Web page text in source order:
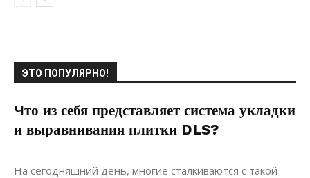
ЭТО ПОПУЛЯРНО!
Что из себя представляет система укладки
и выравнивания плитки DLS?
07.10.2021
На сегодняшний день, многие сталкиваются с такой